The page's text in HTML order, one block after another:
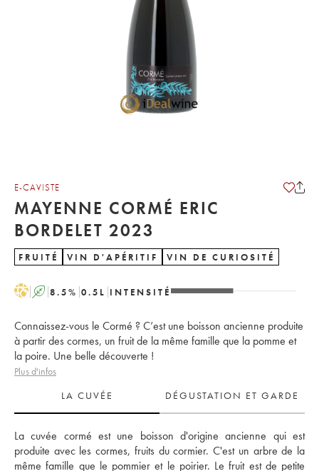
E-CAVISTE
MAYENNE CORMÉ ERIC
BORDELET 2023
FRUITÉ VIN D'APÉRITIF VIN DE CURIOSITÉ
H A 8.5% 0.5 L INTENSITÉ
Connaissez-vous le Cormé ? C’est une boisson ancienne produite
à partir des cormes, un fruit de la même famille que la pomme et
la poire. Une belle découverte !
Plus d'infos
LA CUVÉE
DÉGUSTATION ET GARDE
La cuvée cormé est une boisson d'origine ancienne qui est
produite avec les cormes, fruits du cormier. C'est un arbre de la
même famille que le pommier et le poirier. Le fruit est de petite